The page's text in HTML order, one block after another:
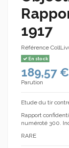
1917
Référence
En stock
189,57 €
Parution
Etude du tir
Rapport
numéroté 300.
RARE